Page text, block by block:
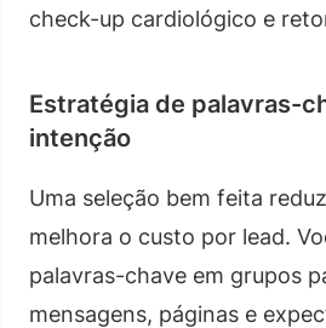
check-up cardiológico e
Estratégia de palavras-
intenção
Uma seleção bem feita
melhora o custo por lead.
palavras-chave em grupos
mensagens, páginas e